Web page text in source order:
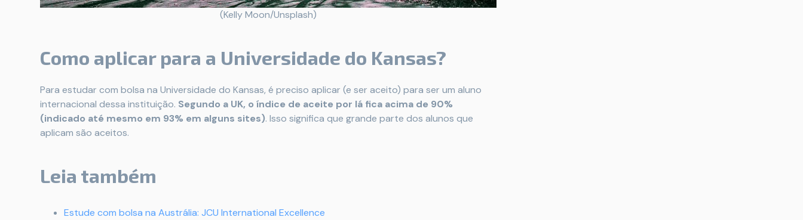
(Kelly Moon/Unsplash)
Como aplicar para a Universidade do Kansas?
Para estudar com bolsa na Universidade do Kansas, é preciso aplicar (e ser aceito) para ser um aluno
internacional dessa instituição. Segundo a UK, o índice de aceite por lá fica acima de 90%
(indicado até mesmo em 93% em alguns sites). Isso significa que grande parte dos alunos que
aplicam são aceitos.
Leia também
Estude com bolsa na Austrália: JCU International Excellence